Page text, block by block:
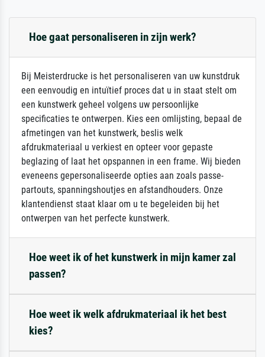
Hoe gaat personaliseren in zijn werk?
Bij Meisterdrucke is het personaliseren van uw kunstdruk
een eenvoudig en intuïtief proces dat u in staat stelt om
een kunstwerk geheel volgens uw persoonlijke
specificaties te ontwerpen. Kies een omlijsting, bepaal de
afmetingen van het kunstwerk, beslis welk
afdrukmateriaal u verkiest en opteer voor gepaste
beglazing of laat het opspannen in een frame. Wij bieden
eveneens gepersonaliseerde opties aan zoals passe-
partouts, spanningshoutjes en afstandhouders. Onze
klantendienst staat klaar om u te begeleiden bij het
ontwerpen van het perfecte kunstwerk.
Hoe weet ik of het kunstwerk in mijn kamer zal
passen?
Hoe weet ik welk afdrukmateriaal ik het best
kies?